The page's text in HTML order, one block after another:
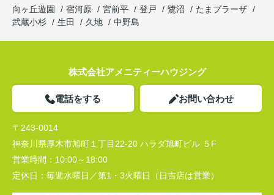
向ヶ丘遊園
宿河原 宮前平 登戸 鷺沼
たまプラーザ
武蔵小杉
生田 久地 中野島
株式会社アメニティーハウジング
電話をする お問い合わせ
〒243-0014
神奈川県厚木市旭町１丁目22-20 ハラダ旭町ビル ５F
営業時間： 10:00～18:00
定休日： 毎週水曜日／第1・3火曜日（日吉店は営業）